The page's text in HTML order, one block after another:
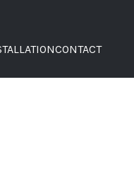
CONTACT